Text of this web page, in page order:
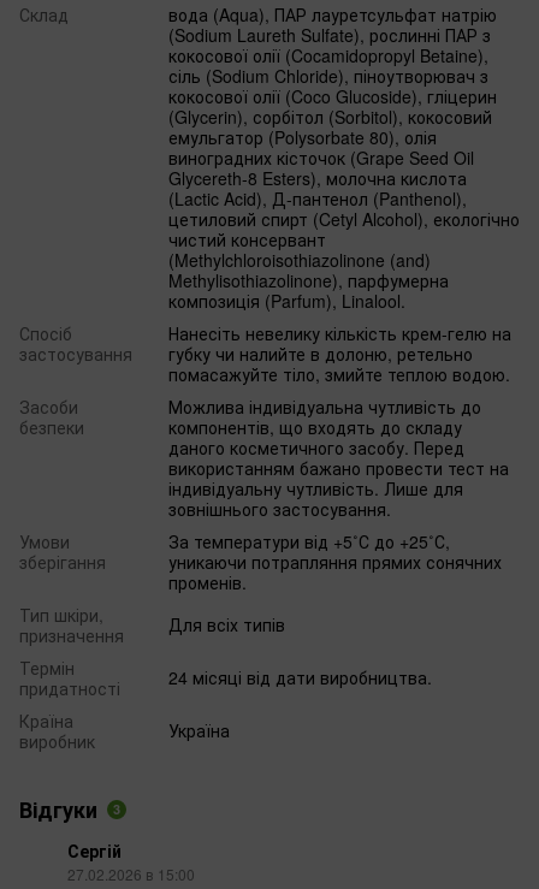
Склад
вода (Aqua), ПАР лауретсульфат натрію
(Sodium Laureth Sulfate), рослинні ПАР з
кокосової олії (Cocamidopropyl Betaine),
сіль (Sodium Chloride), піноутворювач з
кокосової олії (Coco Glucoside), гліцерин
(Glycerin), сорбітол (Sorbitol), кокосовий
емульгатор (Polysorbate 80), олія
виноградних кісточок (Grape Seed Oil
Glycereth-8 Esters), молочна кислота
(Lactic Acid), Д-пантенол (Panthenol),
цетиловий спирт (Cetyl Alcohol), екологічно
чистий консервант
(Methylchloroisothiazolinone (and)
Methylisothiazolinone), парфумерна
композиція (Parfum), Linalool.
Спосіб
застосування
Нанесіть невелику кількість крем-гелю на
губку чи налийте в долоню, ретельно
помасажуйте тіло, змийте теплою водою.
Засоби
безпеки
Можлива індивідуальна чутливість до
компонентів, що входять до складу
даного косметичного засобу. Перед
використанням бажано провести тест на
індивідуальну чутливість. Лише для
зовнішнього застосування.
Умови
зберігання
За температури від +5˚С до +25˚С,
уникаючи потрапляння прямих сонячних
променів.
Тип шкіри,
призначення
Для всіх типів
Термін
придатності
24 місяці від дати виробництва.
Країна
виробник
Україна
Відгуки 3
Сергій
27.02.2026 в 15:00